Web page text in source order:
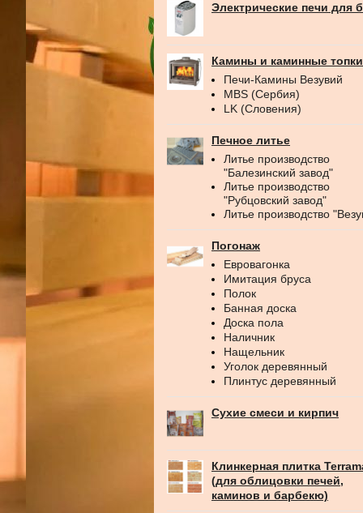
Электрические печи для
Камины и каминные топки
Печи-Камины Везувий
MBS (Сербия)
LK (Словения)
Печное литье
Литье производство
"Балезинский завод"
Литье производство
"Рубцовский завод"
Литье производство
Погонаж
Евровагонка
Имитация бруса
Полок
Банная доска
Доска пола
Наличник
Нащельник
Уголок деревянный
Плинтус деревянный
Сухие смеси и кирпич
Клинкерная плитка
(для облицовки печей,
каминов и барбекю)